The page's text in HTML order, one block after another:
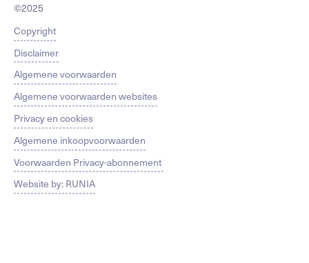
©2025
Copyright
Disclaimer
Algemene voorwaarden
Algemene voorwaarden websites
Privacy en cookies
Algemene inkoopvoorwaarden
Voorwaarden Privacy-abonnement
Website by: RUNIA